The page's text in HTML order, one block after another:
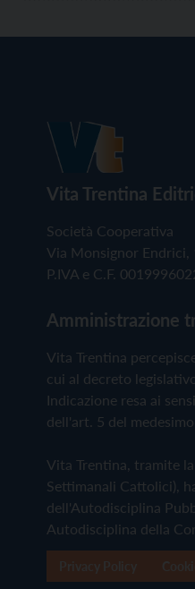
Vita Trentina
Società Cooperativa
Via Monsignor Endrici,
P.IVA e C.F.
Amministrazione
Vita Trentina
cui al decreto
Indicazione resa ai
dell'art. 5 del
Vita Trentina, tramite
Settimanali Cattolici),
dell'Autodisciplina
Autodisciplina della